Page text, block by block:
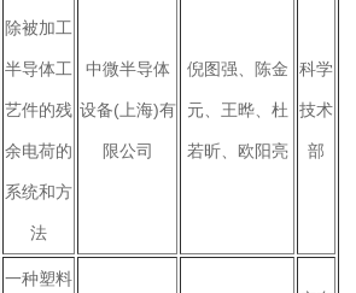
除被加工
半导体工
艺件的残
余电荷的
系统和方
法
中微半导体
设备(上海)有
限公司
倪图强、陈金
元、王晔、杜
若昕、欧阳亮
科学
技术
部
一种塑料